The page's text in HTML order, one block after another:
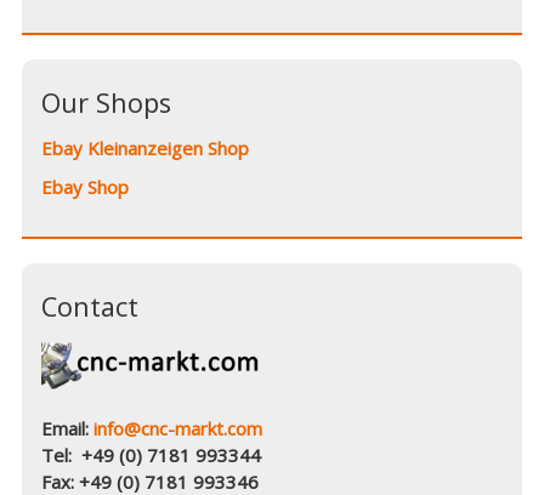
Our Shops
Ebay Kleinanzeigen Shop
Ebay Shop
Contact
Email:info@cnc-markt.com
Tel: +49 (0) 7181 993344
Fax: +49 (0) 7181 993346